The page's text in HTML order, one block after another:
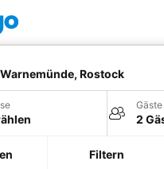
Rostock
2
Filtern